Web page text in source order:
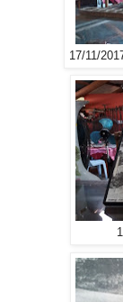
17/11/